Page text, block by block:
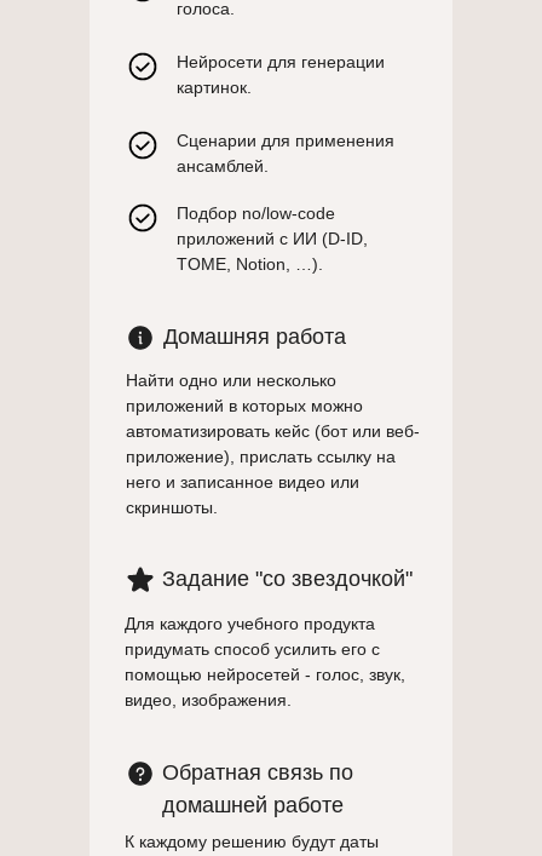
голоса.
Нейросети для генерации
картинок.
Сценарии для применения
ансамблей.
Подбор no/low-code
приложений с ИИ (D-ID,
TOME, Notion, …).
Домашняя работа
Найти одно или несколько
приложений в которых можно
автоматизировать кейс (бот или веб-
приложение), прислать ссылку на
него и записанное видео или
скриншоты.
Задание "со звездочкой"
Для каждого учебного продукта
придумать способ усилить его с
помощью нейросетей - голос, звук,
видео, изображения.
Обратная связь по
домашней работе
К каждому решению будут даты